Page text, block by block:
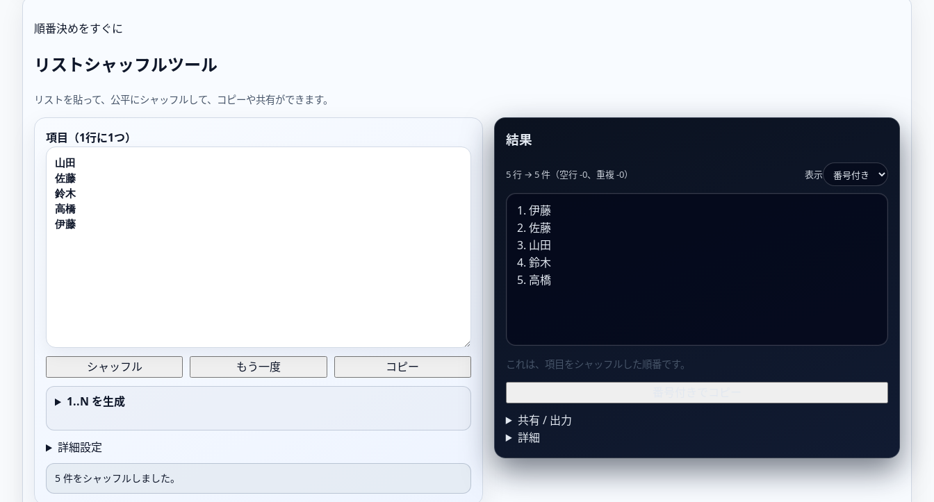
順番決めをすぐに
リストシャッフルツール
リストを貼って、公平にシャッフルして、コピーや共有ができます。
項目（1行に1つ）
シャッフル もう一度 コピー
1..N を生成
詳細設定
5 件をシャッフルしました。
結果
5 行 → 5 件（空行 -0、重複 -0） 表示
伊藤
佐藤
山田
鈴木
高橋
これは、項目をシャッフルした順番です。
共有 / 出力
詳細